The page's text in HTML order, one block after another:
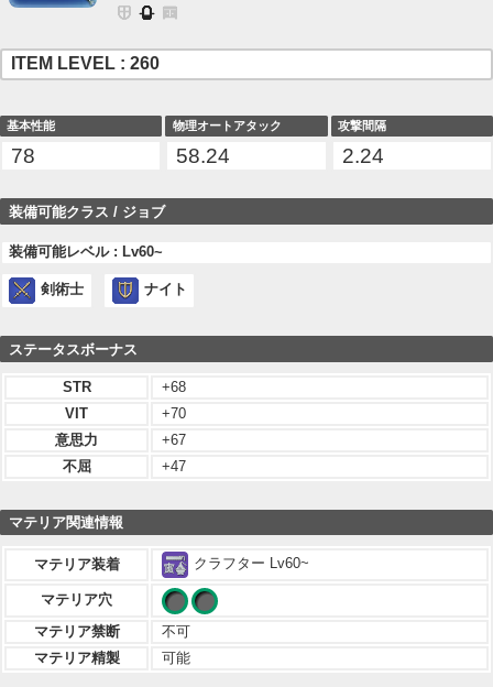
ITEM LEVEL : 260
基本性能
78
物理オートアタック
58.24
攻撃間隔
2.24
装備可能クラス / ジョブ
装備可能レベル : Lv60~
剣術士 ナイト
ステータスボーナス
STR
+68
VIT
+70
意思力
+67
不屈
+47
マテリア関連情報
マテリア装着 クラフター Lv60~
マテリア穴
マテリア禁断
不可
マテリア精製
可能